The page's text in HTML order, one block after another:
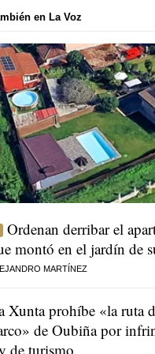
en La Voz
Ordenan derribar el
montó en el jardín de
MARTÍNEZ
Xunta prohíbe «la ruta
de Oubiña por
de turismo